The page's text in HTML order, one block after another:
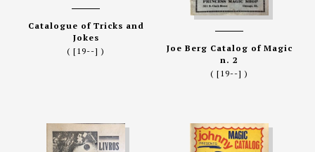
Catalogue of Tricks and
Jokes
( [19--] )
Joe Berg Catalog of Magic
n. 2
( [19--] )